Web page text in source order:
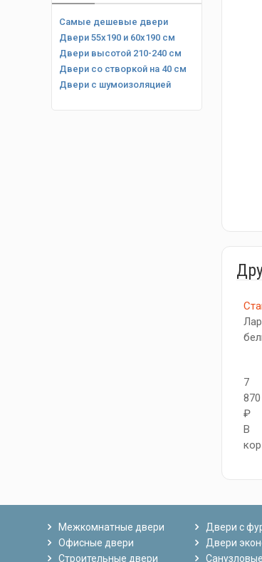
Самые дешевые двери
Двери 55х190 и 60х190 см
Двери высотой 210-240 см
Двери со створкой на 40 см
Двери с шумоизоляцией
7
870
₽
В
Межкомнатные двери
Офисные двери
Строительные двери
Двери с
Двери